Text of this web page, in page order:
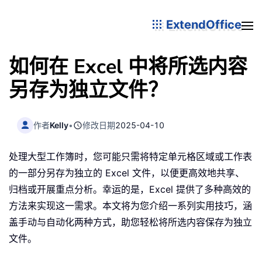
ExtendOffice
如何在 Excel 中将所选内容
另存为独立文件？
作者Kelly• 修改日期2025-04-10
处理大型工作簿时，您可能只需将特定单元格区域或工作表
的一部分另存为独立的 Excel 文件，以便更高效地共享、
归档或开展重点分析。幸运的是，Excel 提供了多种高效的
方法来实现这一需求。本文将为您介绍一系列实用技巧，涵
盖手动与自动化两种方式，助您轻松将所选内容保存为独立
文件。